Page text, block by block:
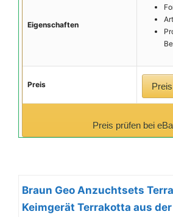
Eigenschaften
Preis
Preis prüfen bei
Braun Geo Anzuchtsets
Keimgerät Terrakotta aus